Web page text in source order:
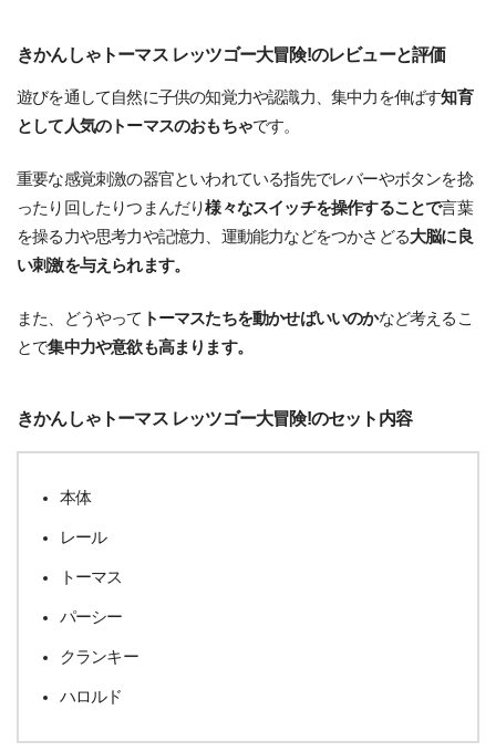
きかんしゃトーマス レッツゴー大冒険!のレビューと評価
遊びを通して自然に子供の知覚力や認識力、集中力を伸ばす知育
として人気のトーマスのおもちゃです。
重要な感覚刺激の器官といわれている指先でレバーやボタンを捻
ったり回したりつまんだり様々なスイッチを操作することで言葉
を操る力や思考力や記憶力、運動能力などをつかさどる大脳に良
い刺激を与えられます。
また、どうやって トーマスたちを動かせばいいのかなど考えるこ
とで集中力や意欲も高まります。
きかんしゃトーマス レッツゴー大冒険!のセット内容
本体
レール
トーマス
パーシー
クランキー
ハロルド